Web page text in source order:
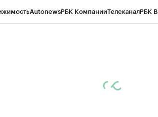
AutonewsРБК КомпанииТелеканалРБК